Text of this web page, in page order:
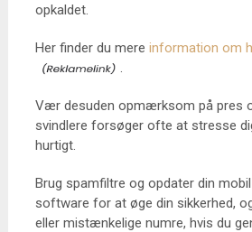
opkaldet.
Her finder du mere information om
.
Vær desuden opmærksom på pres
svindlere forsøger ofte at stresse
hurtigt.
Brug spamfiltre og opdater din
software for at øge din sikkerhed,
eller mistænkelige numre, hvis du